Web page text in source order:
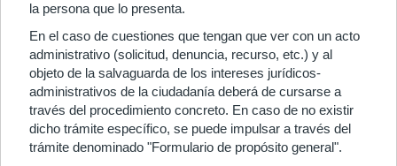
la persona que lo presenta.
En el caso de cuestiones que tengan que ver con un acto
administrativo (solicitud, denuncia, recurso, etc.) y al
objeto de la salvaguarda de los intereses jurídicos-
administrativos de la ciudadanía deberá de cursarse a
través del procedimiento concreto. En caso de no existir
dicho trámite específico, se puede impulsar a través del
trámite denominado "Formulario de propósito general".